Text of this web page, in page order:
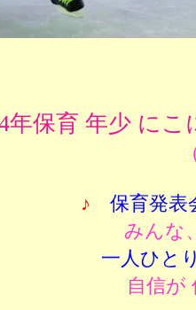
年保育 年少 に
♪
保育発表
みんな
一人ひと
自信が